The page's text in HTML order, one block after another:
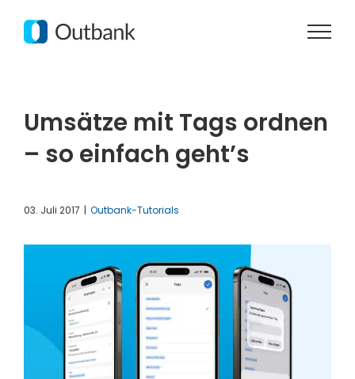
Inhalt
springen
Umsätze mit Tags ordnen
– so einfach geht’s
03. Juli 2017 | Outbank-Tutorials